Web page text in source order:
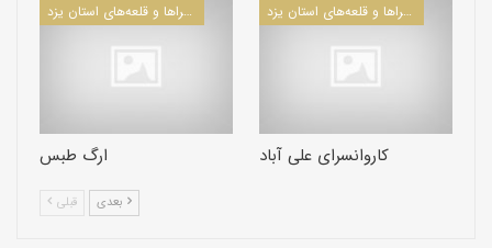
کاروانسراها و قلعه‌های استان یزد
ارگ طبس
کاروانسراها و قلعه‌های استان یزد
کاروانسرای علی آباد
قبلی